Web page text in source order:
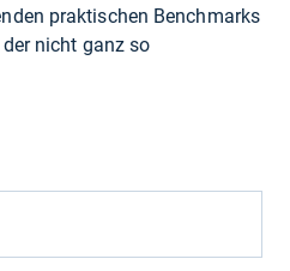
praktischen Benchmarks
nicht ganz so